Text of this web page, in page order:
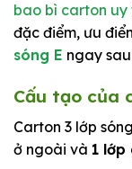
bao bì carton uy
đặc điểm, ưu
sóng E ngay
Cấu tạo của
Carton 3 lớp
ở ngoài và 1 lớp